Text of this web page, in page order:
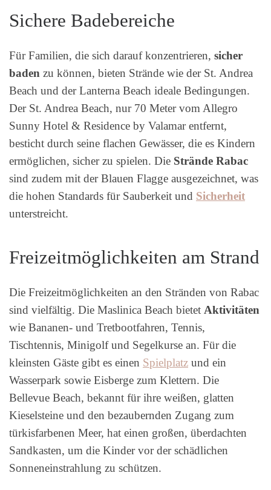
Sichere Badebereiche
Für Familien, die sich darauf konzentrieren, sicher
baden zu können, bieten Strände wie der St. Andrea
Beach und der Lanterna Beach ideale Bedingungen.
Der St. Andrea Beach, nur 70 Meter vom Allegro
Sunny Hotel & Residence by Valamar entfernt,
besticht durch seine flachen Gewässer, die es Kindern
ermöglichen, sicher zu spielen. Die Strände Rabac
sind zudem mit der Blauen Flagge ausgezeichnet, was
die hohen Standards für Sauberkeit und Sicherheit
unterstreicht.
Freizeitmöglichkeiten am Strand
Die Freizeitmöglichkeiten an den Stränden von Rabac
sind vielfältig. Die Maslinica Beach bietet Aktivitäten
wie Bananen- und Tretbootfahren, Tennis,
Tischtennis, Minigolf und Segelkurse an. Für die
kleinsten Gäste gibt es einen Spielplatz und ein
Wasserpark sowie Eisberge zum Klettern. Die
Bellevue Beach, bekannt für ihre weißen, glatten
Kieselsteine und den bezaubernden Zugang zum
türkisfarbenen Meer, hat einen großen, überdachten
Sandkasten, um die Kinder vor der schädlichen
Sonneneinstrahlung zu schützen.